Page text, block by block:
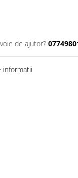
de ajutor?
informatii